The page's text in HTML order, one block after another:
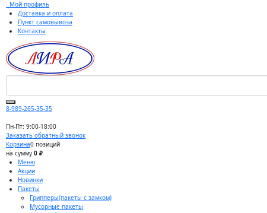
Мой профиль
Доставка и оплата
Пункт самовывоза
Контакты
8-989-265-35-35
Пн-Пт: 9:00-18:00
Заказать обратный звонок
Корзина0 позиций
на сумму 0 ₽
Меню
Акции
Новинки
Пакеты
Грипперы(пакеты с замком)
Мусорные пакеты